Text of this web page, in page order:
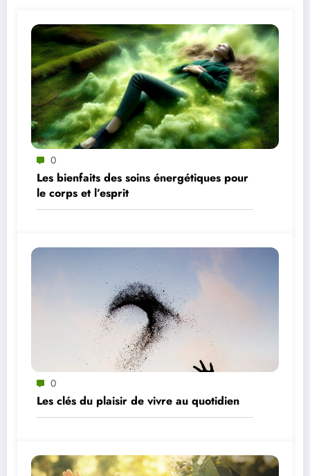
0
Les bienfaits des soins énergétiques pour
le corps et l’esprit
0
Les clés du plaisir de vivre au quotidien